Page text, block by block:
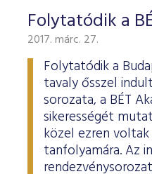
Folytatódik a
2017. márc. 27.
Folytatódik a
tavaly ősszel
sorozata, a BÉT
sikerességét
közel ezren
tanfolyamára. Az